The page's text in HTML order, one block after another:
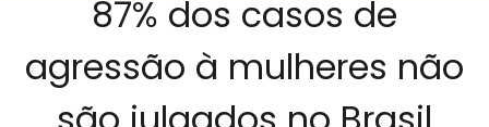
87% dos casos de
agressão à mulheres não